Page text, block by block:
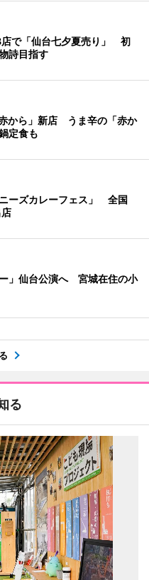
で「仙台七夕夏売り」 初
詩目指す
から」新店 うま辛の「赤か
定食も
ーズカレーフェス」 全国
」仙台公演へ 宮城在住の小
る